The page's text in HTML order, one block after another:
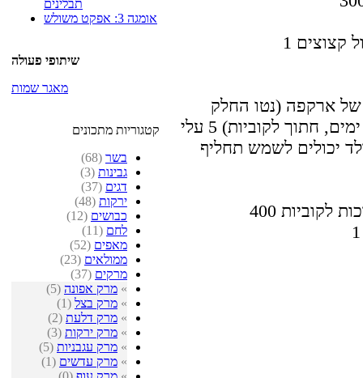
תבלינים
אומגה 3: אפקט משולש
שיתופי פעולה
מאגר שמות
קטגוריות מתכונים
בשר (68)
גבינות (3)
דגים (37)
ירקות (48)
כבושים (12)
לחם (11)
מאפים (52)
ממולאים (23)
מרקים (37)
» מרק אפונה (5)
» מרק בצל (1)
» מרק דלעת (2)
» מרק ירקות (3)
» מרק עגבניות (5)
» מרק עדשים (1)
של ארקפה (נטו החלק
הלבן, ללא ה"קשה". עדיף לחם בן כ-3 ימים, חתוך לקוביות) 5 עלי
יכולים לשמש תחליף
לקוביות